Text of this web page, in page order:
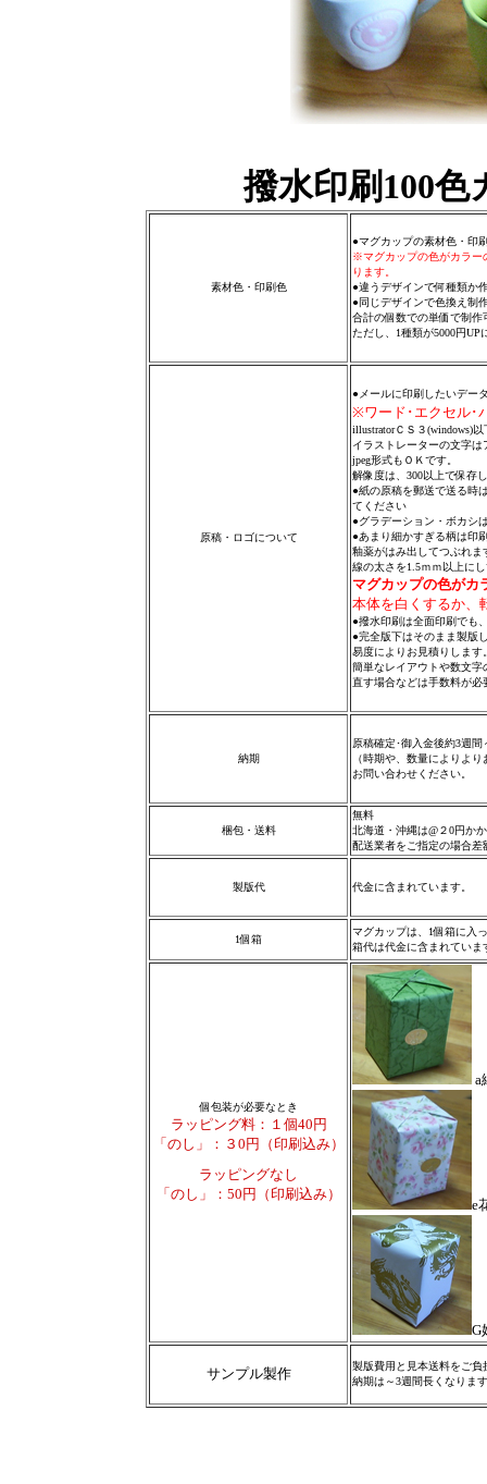
撥水印刷100
素材色・印刷色
●マグカップの素材色・印
※マグカップの色がカラー
ります。
●違うデザインで何種類か
●同じデザインで色換え制
合計の個数での単価で制作
ただし、1種類が5000円UP
原稿・ロゴについて
●メールに印刷したいデー
※ワード･エクセル･
illustratorＣＳ３(windows)
イラストレーターの文字
jpeg形式もＯＫです。
解像度は、300以上で保存
●紙の原稿を郵送で送る時
てください
●グラデーション・ボカシ
●あまり細かすぎる柄は印
釉薬がはみ出してつぶれま
線の太さを1.5ｍｍ以上に
マグカップの色がカ
本体を白くするか、
●撥水印刷は全面印刷でも
●完全版下はそのまま製版
易度によりお見積りします
簡単なレイアウトや数文
直す場合などは手数料が必
納期
原稿確定･御入金後約3週間
（時期や、数量によりよ
お問い合わせください。
梱包・送料
無料
北海道・沖縄は@２0円か
配送業者をご指定の場合
製版代 代金に含まれています。
1個箱
マグカップは、1個箱に入
箱代は代金に含まれていま
個包装が必要なとき
ラッピング料：１個40円
「のし」：３0円（印刷込み）
ラッピングなし
「のし」：50円（印刷込み）
a
e
G
サンプル製作
製版費用と見本送料をご
納期は～3週間長くなりま